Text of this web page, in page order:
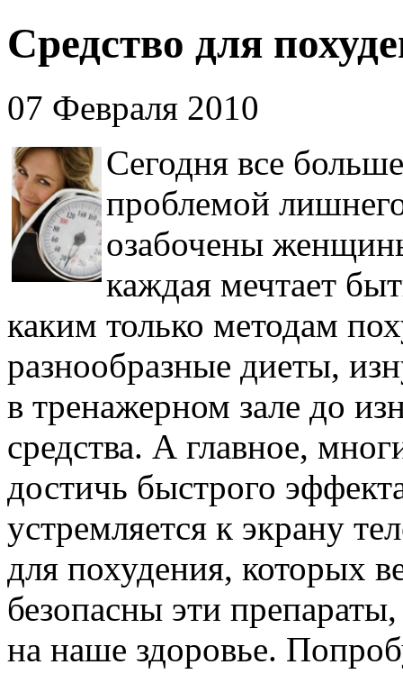
Средство для
07 Февраля 2010
Сегодня все
проблемой
озабочены
каждая мечтает
каким только методам
разнообразные диеты,
в тренажерном зале до
средства. А главное,
достичь быстрого
устремляется к экрану
для похудения, которых
безопасны эти
на наше здоровье.